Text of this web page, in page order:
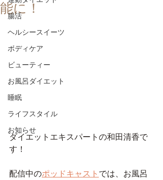
腸活
ヘルシースイーツ
ボディケア
ビューティー
お風呂ダイエット
睡眠
ライフスタイル
お知らせ
能に！
ダイエットエキスパートの和田清香で
す！
配信中のポッドキャスト では、お風呂